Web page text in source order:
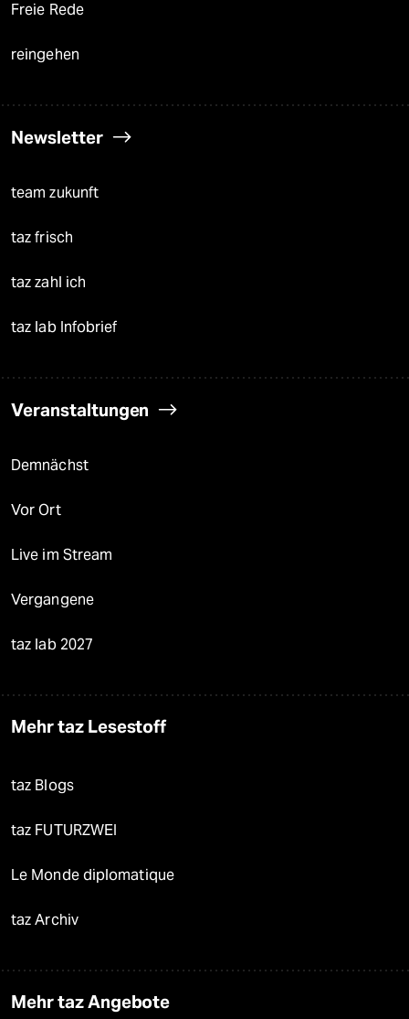
Freie Rede
reingehen
Newsletter
team zukunft
taz frisch
taz zahl ich
taz lab Infobrief
Veranstaltungen
Demnächst
Vor Ort
Live im Stream
Vergangene
taz lab 2027
Mehr taz Lesestoff
taz Blogs
taz FUTURZWEI
Le Monde diplomatique
taz Archiv
Mehr taz Angebote